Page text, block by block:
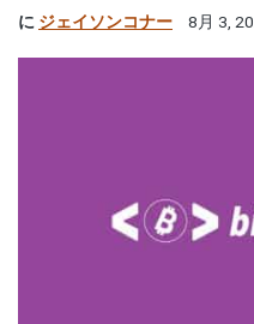
に ジェイソンコナー 8月 3,